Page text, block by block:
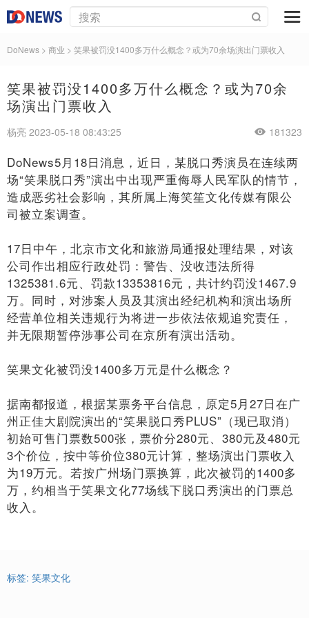
DoNews > 商业 > 笑果被罚没1400多万什么概念？或为70余场演出门票收入
笑果被罚没1400多万什么概念？或为70余
场演出门票收入
杨亮 2023-05-18 08:43:25 181323
DoNews5月18日消息，近日，某脱口秀演员在连续两
场“笑果脱口秀”演出中出现严重侮辱人民军队的情节，
造成恶劣社会影响，其所属上海笑笙文化传媒有限公
司被立案调查。
17日中午，北京市文化和旅游局通报处理结果，对该
公司作出相应行政处罚：警告、没收违法所得
1325381.6元、罚款13353816元，共计约罚没1467.9
万。同时，对涉案人员及其演出经纪机构和演出场所
经营单位相关违规行为将进一步依法依规追究责任，
并无限期暂停涉事公司在京所有演出活动。
笑果文化被罚没1400多万元是什么概念？
据南都报道，根据某票务平台信息，原定5月27日在广
州正佳大剧院演出的“笑果脱口秀PLUS”（现已取消）
初始可售门票数500张，票价分280元、380元及480元
3个价位，按中等价位380元计算，整场演出门票收入
为19万元。若按广州场门票换算，此次被罚的1400多
万，约相当于笑果文化77场线下脱口秀演出的门票总
收入。
标签: 笑果文化